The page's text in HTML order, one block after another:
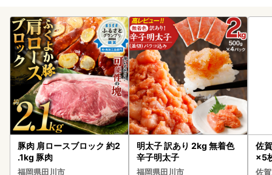
豚肉 肩ロースブロック 約2
.1kg 豚肉
福岡県田川市
明太子 訳あり 2kg 無着色
辛子明太子
福岡県田川市
佐
×5
佐